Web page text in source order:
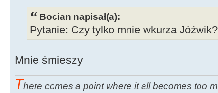
Bocian napisał(a):
Pytanie: Czy tylko mnie wkurza Jóźwik?
Mnie śmieszy
There comes a point where it all becomes too